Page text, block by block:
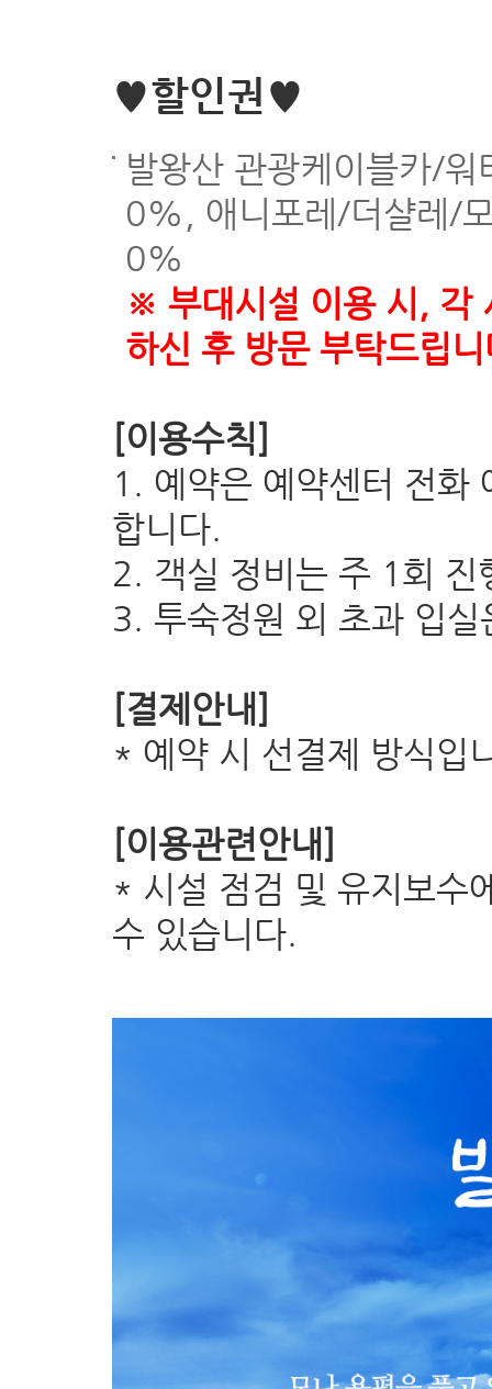
♥할인권♥
발왕산 관광케이블카/
0%, 애니포레/더샬레/
0%
※ 부대시설 이용 시, 각
하신 후 방문 부탁드립
[이용수칙]
1. 예약은 예약센터 전
합니다.
2. 객실 정비는 주 1회 진
3. 투숙정원 외 초과 입실
[결제안내]
* 예약 시 선결제 방식입
[이용관련안내]
* 시설 점검 및 유지보수
수 있습니다.